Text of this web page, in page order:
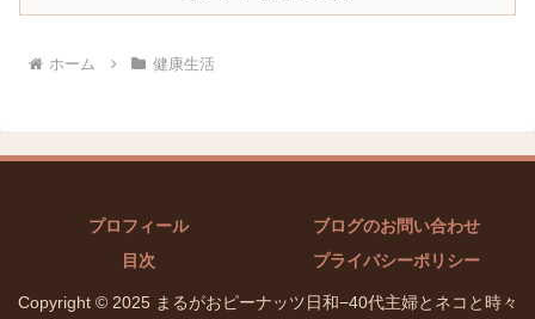
ホーム 健康生活
プロフィール
ブログのお問い合わせ
目次
プライバシーポリシー
Copyright © 2025 まるがおピーナッツ日和−40代主婦とネコと時々